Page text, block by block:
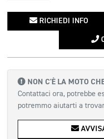
RICHIEDI INFO
NON C'È LA MOTO
Contattaci ora, potrebbe
potremmo aiutarti a